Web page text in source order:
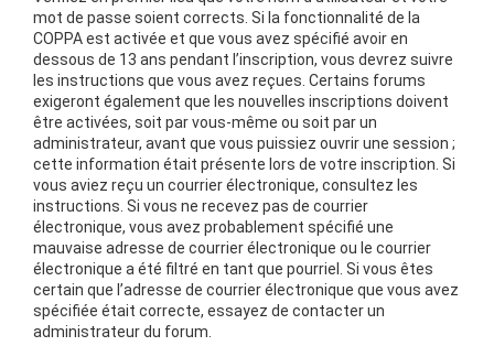
mot de passe soient corrects. Si la fonctionnalité de la
COPPA est activée et que vous avez spécifié avoir en
dessous de 13 ans pendant l’inscription, vous devrez suivre
les instructions que vous avez reçues. Certains forums
exigeront également que les nouvelles inscriptions doivent
être activées, soit par vous-même ou soit par un
administrateur, avant que vous puissiez ouvrir une session ;
cette information était présente lors de votre inscription. Si
vous aviez reçu un courrier électronique, consultez les
instructions. Si vous ne recevez pas de courrier
électronique, vous avez probablement spécifié une
mauvaise adresse de courrier électronique ou le courrier
électronique a été filtré en tant que pourriel. Si vous êtes
certain que l’adresse de courrier électronique que vous avez
spécifiée était correcte, essayez de contacter un
administrateur du forum.